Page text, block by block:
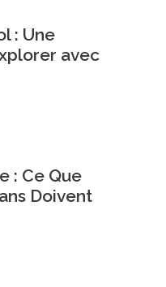
: Une
avec
: Ce Que
Doivent